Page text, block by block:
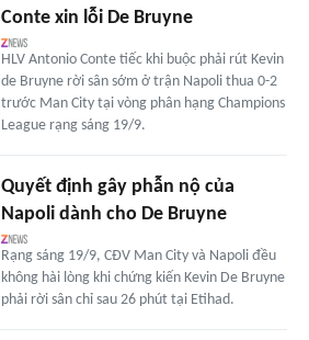
Conte xin lỗi De Bruyne
HLV Antonio Conte tiếc khi buộc phải rút Kevin
de Bruyne rời sân sớm ở trận Napoli thua 0-2
trước Man City tại vòng phân hạng Champions
League rạng sáng 19/9.
Quyết định gây phẫn nộ của
Napoli dành cho De Bruyne
Rạng sáng 19/9, CĐV Man City và Napoli đều
không hài lòng khi chứng kiến Kevin De Bruyne
phải rời sân chỉ sau 26 phút tại Etihad.